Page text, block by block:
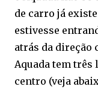
de carro já
estivesse
atrás da direção
Aquada tem três
centro (veja